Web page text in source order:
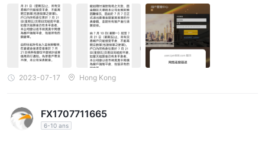
2023-07-17 Hong Kong
FX1707711665
6-10 ans